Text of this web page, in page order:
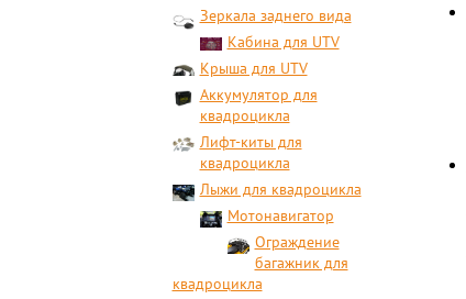
Зеркала заднего вида
Кабина для UTV
Крыша для UTV
Аккумулятор для
квадроцикла
Лифт-киты для
квадроцикла
Лыжи для квадроцикла
Мотонавигатор
Ограждение
багажник для
квадроцикла